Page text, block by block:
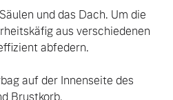
und das Dach. Um die
aus verschiedenen
abfedern.
auf der Innenseite des
Brustkorb.